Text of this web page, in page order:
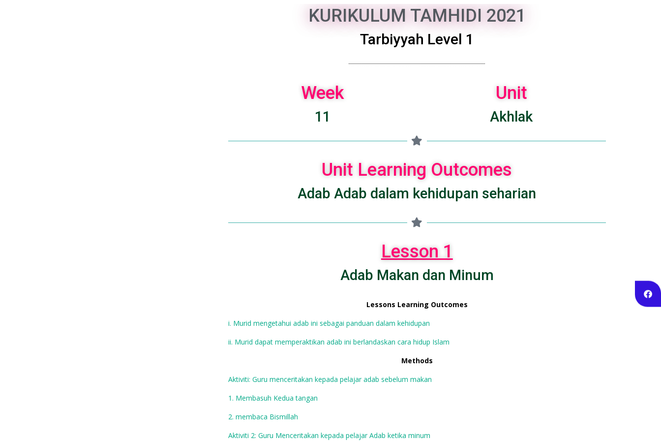
KURIKULUM TAMHIDI 2021
Tarbiyyah Level 1
Week
11
Unit
Akhlak
Unit Learning Outcomes
Adab Adab dalam kehidupan seharian
Lesson 1
Adab Makan dan Minum
Lessons Learning Outcomes
i. Murid mengetahui adab ini sebagai panduan dalam kehidupan
ii. Murid dapat memperaktikan adab ini berlandaskan cara hidup Islam
Methods
Aktiviti: Guru menceritakan kepada pelajar adab sebelum makan
1. Membasuh Kedua tangan
2. membaca Bismillah
Aktiviti 2: Guru Menceritakan kepada pelajar Adab ketika minum